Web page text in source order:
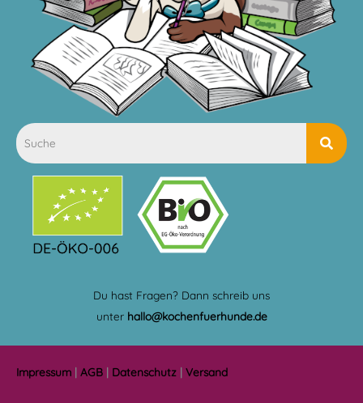
Du hast Fragen? Dann schreib uns
unterhallo@kochenfuerhunde.de
Impressum | AGB | Datenschutz | Versand